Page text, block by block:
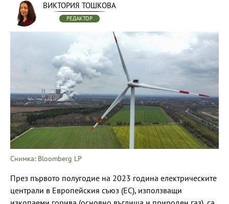
ВИКТОРИЯ ТОШКОВА
РЕДАКТОР
Снимка: Bloomberg LP
През първото полугодие на 2023 година електрическите
централи в Европейския съюз (ЕС), използващи